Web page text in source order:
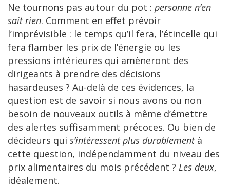
Ne tournons pas autour du pot : personne n’en
sait rien. Comment en effet prévoir
l’imprévisible : le temps qu’il fera, l’étincelle qui
fera flamber les prix de l’énergie ou les
pressions intérieures qui amèneront des
dirigeants à prendre des décisions
hasardeuses ? Au-delà de ces évidences, la
question est de savoir si nous avons ou non
besoin de nouveaux outils à même d’émettre
des alertes suffisamment précoces. Ou bien de
décideurs qui s’intéressent plus durablementà
cette question, indépendamment du niveau des
prix alimentaires du mois précédent ? Les deux,
idéalement.